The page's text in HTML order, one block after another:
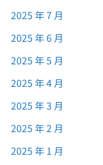
2025 年 7 月
2025 年 6 月
2025 年 5 月
2025 年 4 月
2025 年 3 月
2025 年 2 月
2025 年 1 月